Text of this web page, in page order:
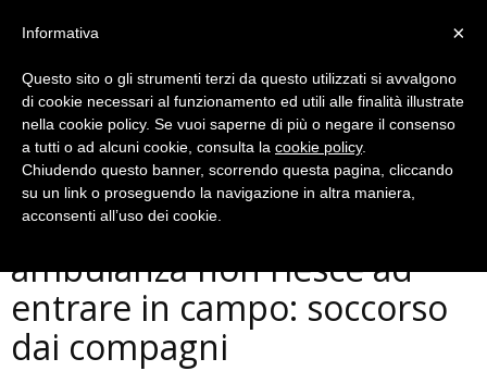
Cronaca
Calciatore perde i sensi ma
ambulanza non riesce ad
entrare in campo: soccorso
dai compagni
×
Informativa
Questo sito o gli strumenti terzi da questo utilizzati si avvalgono
di cookie necessari al funzionamento ed utili alle finalità illustrate
nella cookie policy. Se vuoi saperne di più o negare il consenso
a tutti o ad alcuni cookie, consulta la cookie policy.
Chiudendo questo banner, scorrendo questa pagina, cliccando
su un link o proseguendo la navigazione in altra maniera,
acconsenti all’uso dei cookie.